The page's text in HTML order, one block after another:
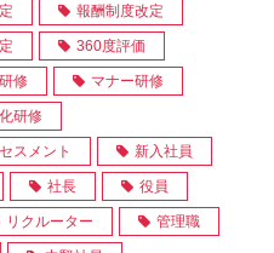
報酬制度改定
360度評価
修 マナー研修
研修
スメント 新入社員
社長 役員
リクルーター 管理職